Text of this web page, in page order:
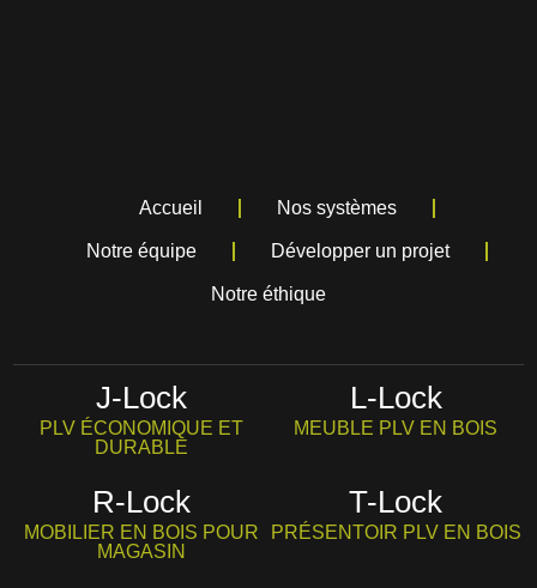
Accueil Nos systèmes
Notre équipe Développer un projet
Notre éthique
J-Lock
PLV ÉCONOMIQUE ET
DURABLE
L-Lock
MEUBLE PLV EN BOIS
R-Lock
MOBILIER EN BOIS POUR
MAGASIN
T-Lock
PRÉSENTOIR PLV EN BOIS